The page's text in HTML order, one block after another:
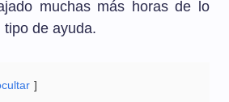
muchas más horas de lo
tipo de ayuda.